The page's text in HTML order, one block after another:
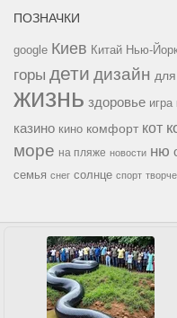
ПОЗНАЧКИ
google Киев Китай Нью-
горы дети дизайн
жизнь здоровье игра
казино кино комфорт кот
море на пляже новости ню
семья снег солнце спорт